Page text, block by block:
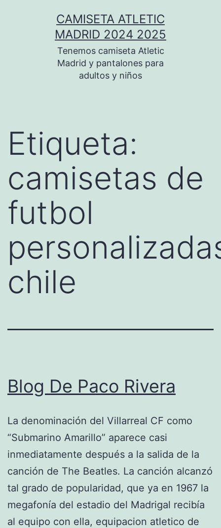
CAMISETA ATLETIC
MADRID 2024 2025
Tenemos camiseta Atletic
Madrid y pantalones para
adultos y niños
Etiqueta:
camisetas de
futbol
chile
Blog De Paco Rivera
La denominación del Villarreal CF como
“Submarino Amarillo” aparece casi
inmediatamente después a la salida de la
canción de The Beatles. La canción alcanzó
tal grado de popularidad, que ya en 1967 la
megafonía del estadio del Madrigal recibía
al equipo con ella, equipacion atletico de